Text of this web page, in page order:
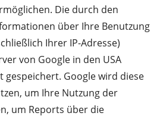
Die durch den
über Ihre Benutzung
Ihrer IP-Adresse)
von Google in den USA
Google wird diese
um Ihre Nutzung der
um Reports über die